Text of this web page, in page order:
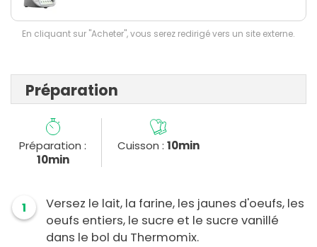
En cliquant sur "Acheter", vous serez redirigé vers un site externe.
Préparation
Préparation :
10min
Cuisson : 10min
1
Versez le lait, la farine, les jaunes d'oeufs, les
oeufs entiers, le sucre et le sucre vanillé
dans le bol du Thermomix.